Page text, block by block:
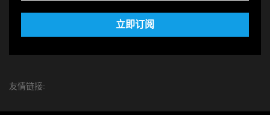
立即订阅
友情链接: